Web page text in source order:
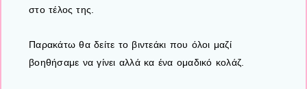
στο τέλος της.
Παρακάτω θα δείτε το βιντεάκι που όλοι μαζί
βοηθήσαμε να γίνει αλλά κα ένα ομαδικό κολάζ.